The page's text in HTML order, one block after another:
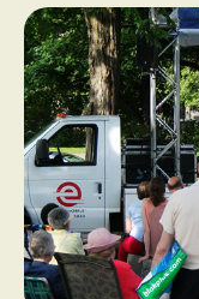
FAQ
ANNONCEZ